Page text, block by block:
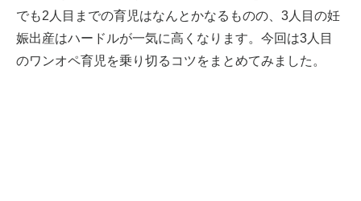
でも2人目までの育児はなんとかなるものの、3人目の妊
娠出産はハードルが一気に高くなります。今回は3人目
のワンオペ育児を乗り切るコツをまとめてみました。